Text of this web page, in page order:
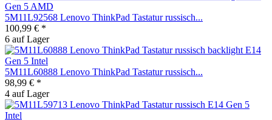
5M11L92568 Lenovo ThinkPad Tastatur russisch...
100,99 € *
6 auf Lager
5M11L60888 Lenovo ThinkPad Tastatur russisch...
98,99 € *
4 auf Lager